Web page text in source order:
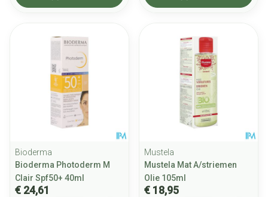
Bioderma
Bioderma Photoderm M
Clair Spf50+ 40ml
€ 24,61
Mustela
Mustela Mat A/striemen
Olie 105ml
€ 18,95